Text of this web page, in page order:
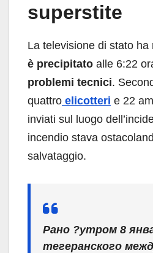
superstite
La televisione di stato ha
è precipitato alle 6:22
problemi tecnici.
quattro elicotteri e 22
inviati sul luogo
incendio stava
salvataggio.
Рано ?утром 8
тегеранского